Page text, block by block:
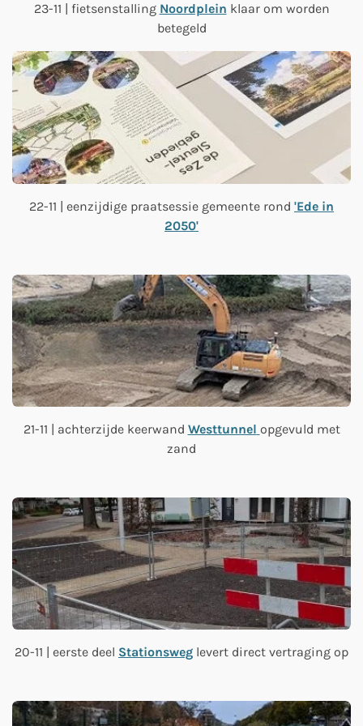
23-11 | fietsenstalling Noordplein klaar om worden
betegeld
22-11 | eenzijdige praatsessie gemeente rond 'Ede in
2050'
21-11 | achterzijde keerwand Westtunnel opgevuld met
zand
20-11 | eerste deel Stationsweg levert direct vertraging op